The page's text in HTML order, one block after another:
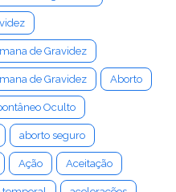
de Gravidez
de Gravidez Aborto
Oculto
aborto seguro
Ação Aceitação